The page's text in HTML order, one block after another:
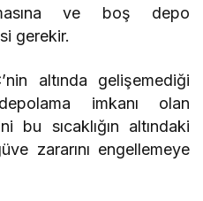
ve boş depo
gerekir.
altında gelişemediği
imkanı olan
bu sıcaklığın altındaki
zararını engellemeye